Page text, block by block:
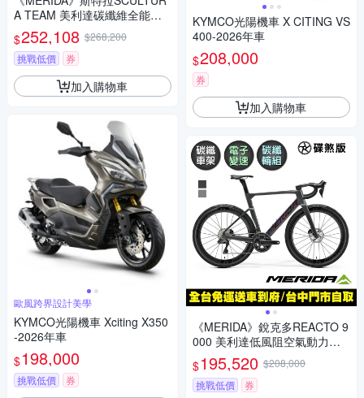
A TEAM 美利達碳纖維全能型
碟煞跑車 無附踏板/Dura Ace無
線變速/公路車/美利達2025
$252,108 $268,200
挑戰低價
券
加入購物車
歐風跨界設計美學
KYMCO光陽機車 Xciting X350
-2026年車
$198,000
挑戰低價 券
KYMCO光陽機車 X CITING VS
400-2026年車
$208,000
券
加入購物車
《MERIDA》銳克多REACTO 9
000 美利達低風阻空氣動力碳
纖跑車/公路車 無附踏板/SHIM
ANO電變/一體式把手/碳纖輪組
$195,520 $208,000
挑戰低價
券